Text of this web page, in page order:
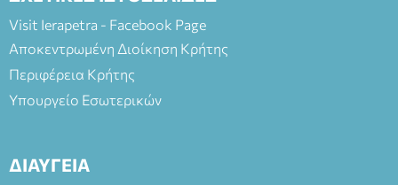
Visit Ierapetra - Facebook Page
Αποκεντρωμένη Διοίκηση Κρήτης
Περιφέρεια Κρήτης
Υπουργείο Εσωτερικών
ΔΙΑΥΓΕΙΑ